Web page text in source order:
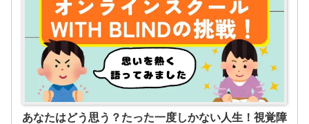
あなたはどう思う？たった一度しかない人生！視覚障